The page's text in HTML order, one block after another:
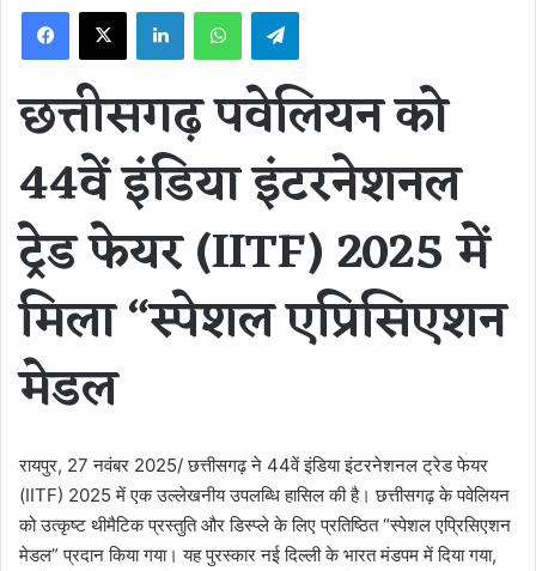
छत्तीसगढ़ पवेलियन को
44वें इंडिया इंटरनेशनल
ट्रेड फेयर (IITF) 2025 में
मिला “स्पेशल एप्रिसिएशन
मेडल
रायपुर, 27 नवंबर 2025/ छत्तीसगढ़ ने 44वें इंडिया इंटरनेशनल ट्रेड फेयर
(IITF) 2025 में एक उल्लेखनीय उपलब्धि हासिल की है। छत्तीसगढ़ के पवेलियन
को उत्कृष्ट थीमैटिक प्रस्तुति और डिस्प्ले के लिए प्रतिष्ठित “स्पेशल एप्रिसिएशन
मेडल” प्रदान किया गया। यह पुरस्कार नई दिल्ली के भारत मंडपम में दिया गया,